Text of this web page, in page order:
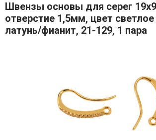
Швензы основы для серег
отверстие 1,5мм, цвет
латунь/фианит, 21-129, 1 пара